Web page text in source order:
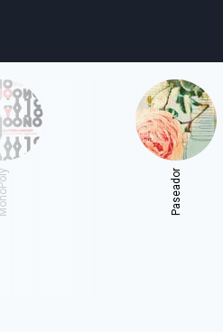
Paseador